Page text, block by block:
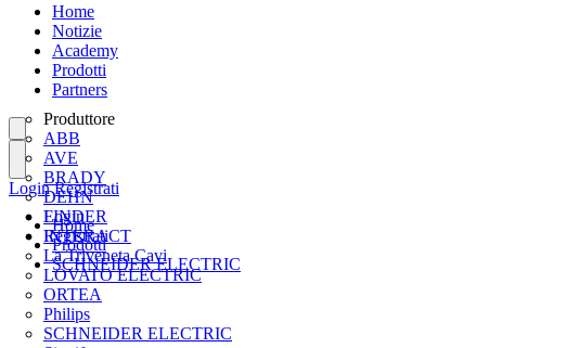
Home
Notizie
Academy
Prodotti
Partners
Produttore
ABB
AVE
BRADY
DEHN
FINDER
INTERACT
La Triveneta Cavi
LOVATO ELECTRIC
ORTEA
Philips
SCHNEIDER ELECTRIC
Login
Registrati
Login Registrati
Home
Prodotti
SCHNEIDER ELECTRIC